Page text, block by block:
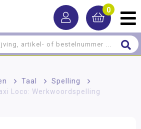
0
> Taal > Spelling
>
Loco: Werkwoordspelling